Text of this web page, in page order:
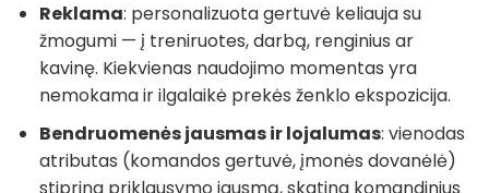
Reklama: personalizuota gertuvė keliauja su
žmogumi — į treniruotes, darbą, renginius ar
kavinę. Kiekvienas naudojimo momentas yra
nemokama ir ilgalaikė prekės ženklo ekspozicija.
Bendruomenės jausmas ir lojalumas: vienodas
atributas (komandos gertuvė, įmonės dovanėlė)
stiprina priklausymo jausmą, skatina komandinius